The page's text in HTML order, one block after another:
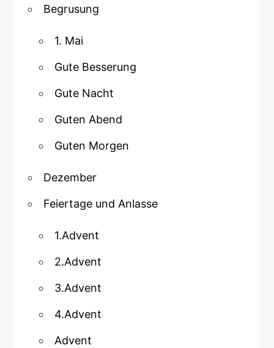
Begrusung
1. Mai
Gute Besserung
Gute Nacht
Guten Abend
Guten Morgen
Dezember
Feiertage und Anlasse
1.Advent
2.Advent
3.Advent
4.Advent
Advent